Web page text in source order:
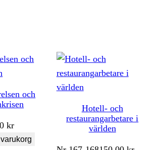
och
kr
Hotell- och
restaurangarbetare i
världen